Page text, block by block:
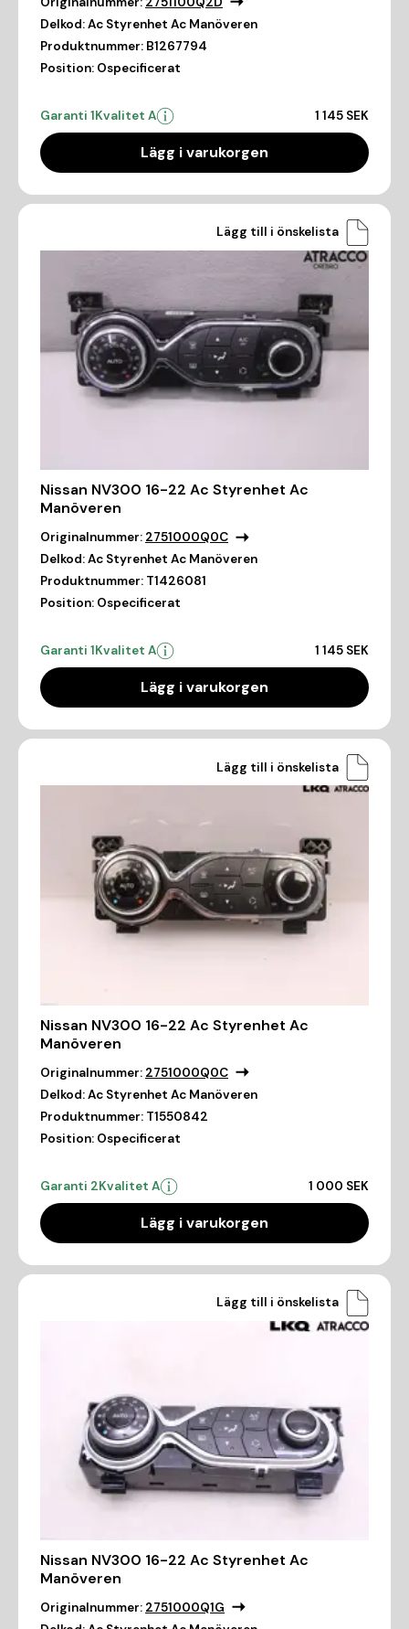
Delkod:Ac Styrenhet Ac Manöveren
Produktnummer: B1267794
Position: Ospecificerat
Garanti 1Kvalitet A 1 145 SEK
Lägg i varukorgen
Lägg till i önskelista
Nissan NV300 16-22 Ac Styrenhet Ac
Manöveren
Originalnummer: 2751000Q0C
Delkod:Ac Styrenhet Ac Manöveren
Produktnummer: T1426081
Position: Ospecificerat
Garanti 1Kvalitet A 1 145 SEK
Lägg i varukorgen
Lägg till i önskelista
Nissan NV300 16-22 Ac Styrenhet Ac
Manöveren
Originalnummer: 2751000Q0C
Delkod:Ac Styrenhet Ac Manöveren
Produktnummer: T1550842
Position: Ospecificerat
Garanti 2Kvalitet A 1 000 SEK
Lägg i varukorgen
Lägg till i önskelista
Nissan NV300 16-22 Ac Styrenhet Ac
Manöveren
Originalnummer: 2751000Q1G